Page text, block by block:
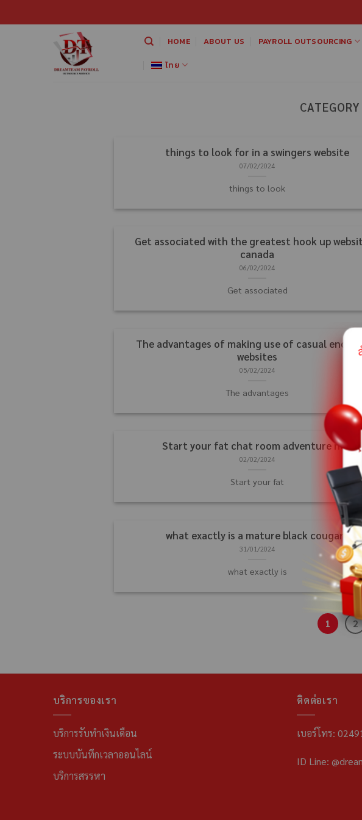
HOME ABOUT US PAYROLL OUTSOURCING
ไทย
things to look for in a swingers website
07/02/2024
things to look
Get associated with the greatest hook up
canada
06/02/2024
Get associated
The advantages of making use of casual
websites
05/02/2024
The advantages
Start your fat chat room adventure now
02/02/2024
Start your fat
what exactly is a mature black cougar?
31/01/2024
what exactly is
1 2
บริการของเรา
บริการรับทำเงินเดือน
ระบบบันทึกเวลาออนไลน์
บริการสรรหา
ติดต่อเรา
เบอร์โทร:
ID Line: